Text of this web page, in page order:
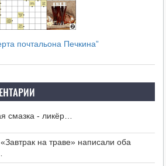
почтальона Печкина”
смазка - ликёр…
на траве» написали оба